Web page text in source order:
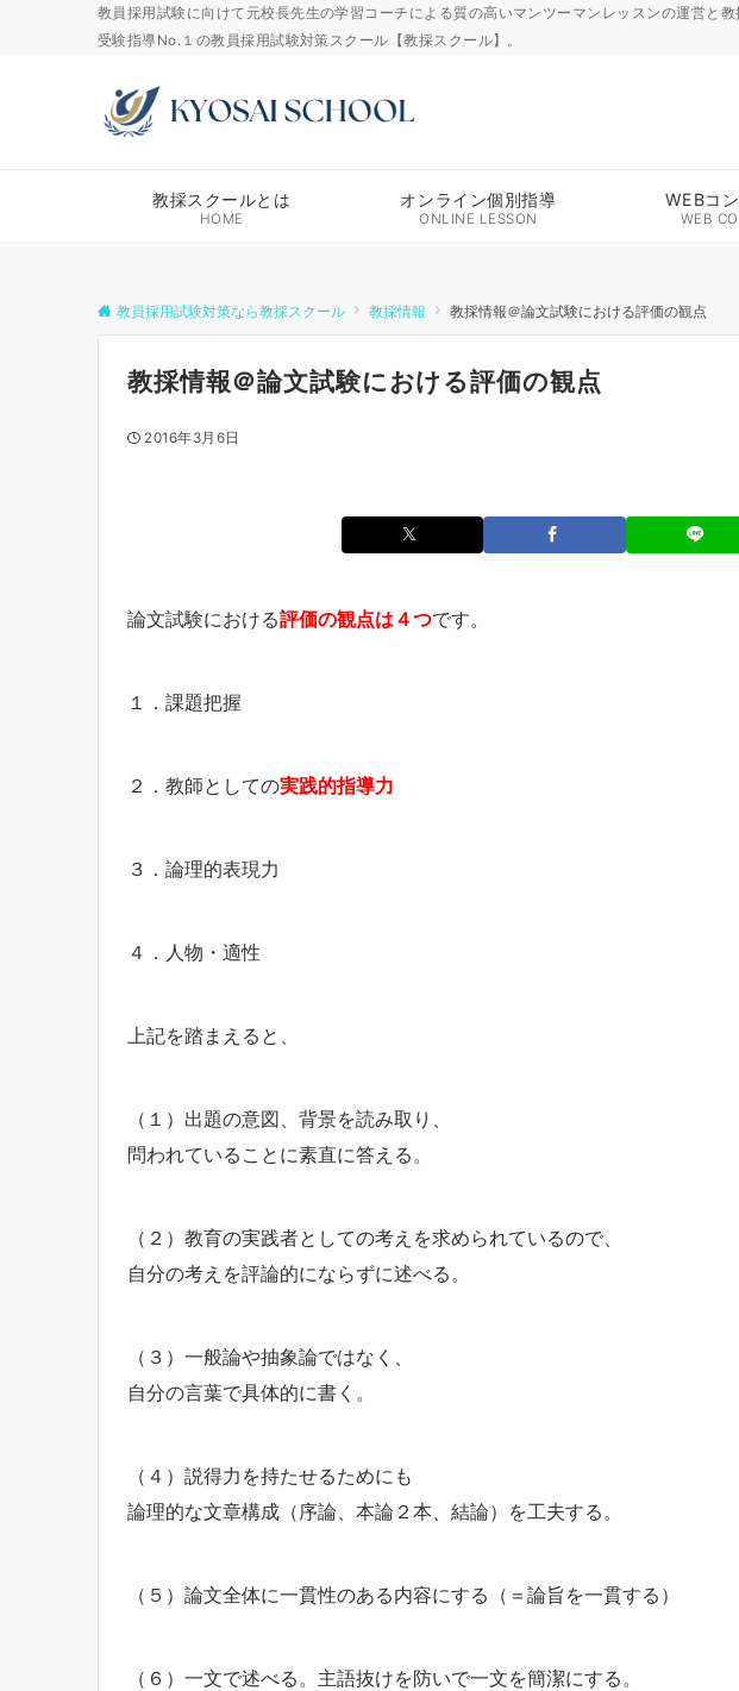
教員採用試験に向けて元校長先生の学習コーチによる質の高いマンツーマンレッスンの運営と
受験指導No.１の教員採用試験対策スクール【教採スクール】。
教採スクールとは
HOME
オンライン個別指導
ONLINE LESSON
WEBコ
WEB
教員採用試験対策なら教採スクール 教採情報 教採情報＠論文試験における評価の観点
教採情報＠論文試験における評価の観点
2016年3月6日
論文試験における評価の観点は４つです。
１．課題把握
２．教師としての実践的指導力
３．論理的表現力
４．人物・適性
上記を踏まえると、
（１）出題の意図、背景を読み取り、
問われていることに素直に答える。
（２）教育の実践者としての考えを求められているので、
自分の考えを評論的にならずに述べる。
（３）一般論や抽象論ではなく、
自分の言葉で具体的に書く。
（４）説得力を持たせるためにも
論理的な文章構成（序論、本論２本、結論）を工夫する。
（５）論文全体に一貫性のある内容にする（＝論旨を一貫する）
（６）一文で述べる。主語抜けを防いで一文を簡潔にする。